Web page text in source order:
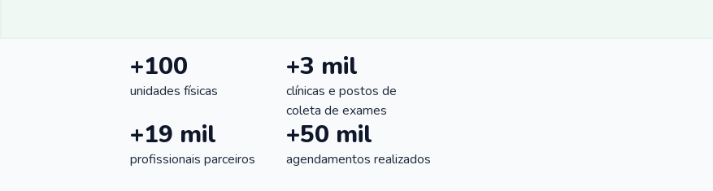
+100
unidades físicas
+3 mil
clínicas e postos de
coleta de exames
+19 mil
profissionais parceiros
+50 mil
agendamentos realizados